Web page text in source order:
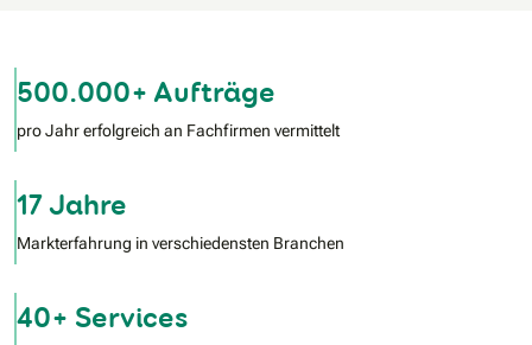
500.000+ Aufträge
pro Jahr erfolgreich an Fachfirmen vermittelt
17 Jahre
Markterfahrung in verschiedensten Branchen
40+ Services